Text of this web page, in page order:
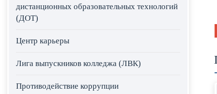
дистанционных образовательных технологий
(ДОТ)
Центр карьеры
Лига выпускников колледжа (ЛВК)
Противодействие коррупции